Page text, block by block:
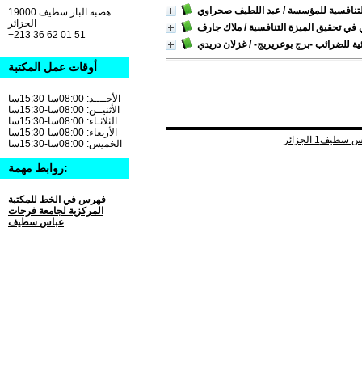
للمؤسسة / عبد اللطيف صحراوي
تحقيق الميزة التنافسية / ملاك جارف
للضرائب -برج بوعريريج-/ غزلان دريدي
19000 هضبة الباز سطيف
+213 36 62 01 51
أوقات عمل المكتبة
الأحــــد: 08:00سا-15:30سا
الأثنيــن: 08:00سا-15:30سا
الثلاثـاء: 08:00سا-15:30سا
الأربعاء: 08:00سا-15:30سا
الخميس: 08:00سا-15:30سا
روابط مهمة:
فهرس في الخط للمكتبة
المركزية لجامعة فرحات
عباس سطيف